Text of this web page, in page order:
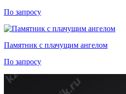
По запросу
Памятник с плачущим ангелом
По запросу